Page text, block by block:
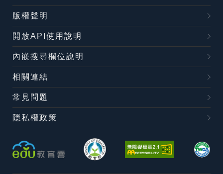
版權聲明
開放API使用說明
內嵌搜尋欄位說明
相關連結
常見問題
隱私權政策